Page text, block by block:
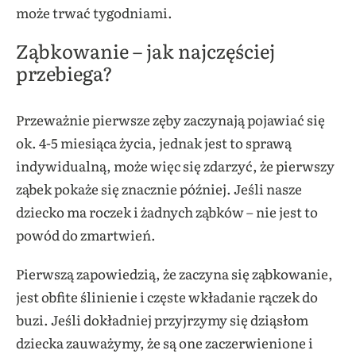
może trwać tygodniami.
Ząbkowanie – jak najczęściej
przebiega?
Przeważnie pierwsze zęby zaczynają pojawiać się
ok. 4-5 miesiąca życia, jednak jest to sprawą
indywidualną, może więc się zdarzyć, że pierwszy
ząbek pokaże się znacznie później. Jeśli nasze
dziecko ma roczek i żadnych ząbków – nie jest to
powód do zmartwień.
Pierwszą zapowiedzią, że zaczyna się ząbkowanie,
jest obfite ślinienie i częste wkładanie rączek do
buzi. Jeśli dokładniej przyjrzymy się dziąsłom
dziecka zauważymy, że są one zaczerwienione i